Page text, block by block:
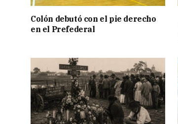
Colón debutó con el pie derecho
en el Prefederal